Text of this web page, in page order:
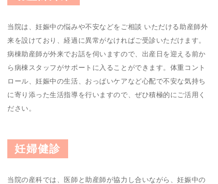
当院は、妊娠中の悩みや不安などをご相談 いただける助産師外
来を設けており、経過に異常がなければご受診いただけます。
病棟助産師が外来でお話を伺いますので、出産日を迎える前か
ら病棟スタッフがサポートに入ることができます。体重コント
ロール、妊娠中の生活、おっぱいケアなど心配で不安な気持ち
に寄り添った生活指導を行いますので、ぜひ積極的にご活用く
ださい。
妊婦健診
当院の産科では、医師と助産師が協力し合いながら、妊娠中の